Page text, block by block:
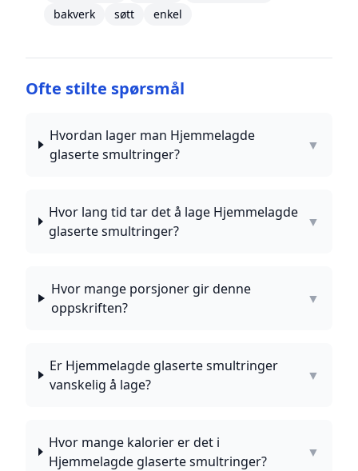
bakverk
søtt enkel
Ofte stilte spørsmål
Hvordan lager man Hjemmelagde
glaserte smultringer?
▼
Hvor lang tid tar det å lage Hjemmelagde
glaserte smultringer?
▼
Hvor mange porsjoner gir denne
oppskriften?
▼
Er Hjemmelagde glaserte smultringer
vanskelig å lage?
▼
Hvor mange kalorier er det i
Hjemmelagde glaserte smultringer?
▼